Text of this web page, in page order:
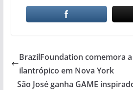
BrazilFoundation comemora a
ilantrópico em Nova York
São José ganha GAME